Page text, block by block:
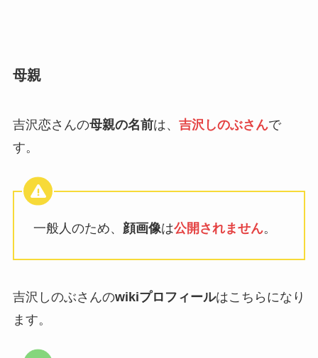
母親
吉沢恋さんの母親の名前は、 吉沢しのぶさんで
す。
一般人のため、 顔画像は公開されません。
吉沢しのぶさんのwikiプロフィールはこちらになり
ます。